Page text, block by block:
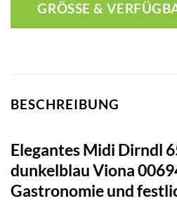
GRÖSSE &
BESCHREIBUNG
Elegantes Midi Dirndl
dunkelblau Viona
Gastronomie und